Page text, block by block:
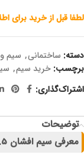
لطفا قبل از خرید برای
دسته: ساختمانی, سیم
برچسب: خرید سیم,
اشتراک‌گذاری:
توضیحات
معرفی سیم افشان 2.5*1البرز الکتریک نور :